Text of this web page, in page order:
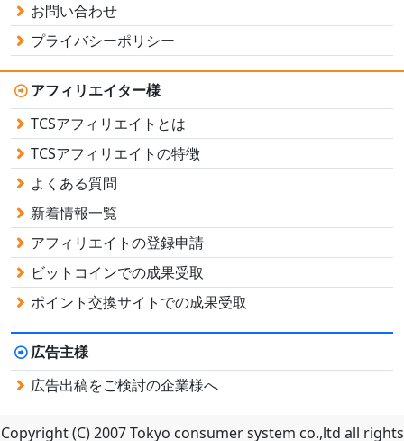
お問い合わせ
プライバシーポリシー
アフィリエイター様
TCSアフィリエイトとは
TCSアフィリエイトの特徴
よくある質問
新着情報一覧
アフィリエイトの登録申請
ビットコインでの成果受取
ポイント交換サイトでの成果受取
広告主様
広告出稿をご検討の企業様へ
Copyright (C) 2007 Tokyo consumer system co.,ltd all rights